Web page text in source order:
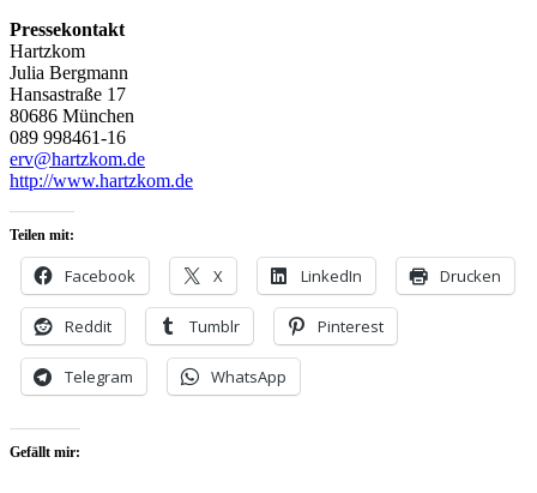
Pressekontakt
Hartzkom
Julia Bergmann
Hansastraße 17
80686 München
089 998461-16
erv@hartzkom.de
http://www.hartzkom.de
Teilen mit:
Facebook X LinkedIn Drucken
Reddit Tumblr Pinterest
Telegram WhatsApp
Gefällt mir: